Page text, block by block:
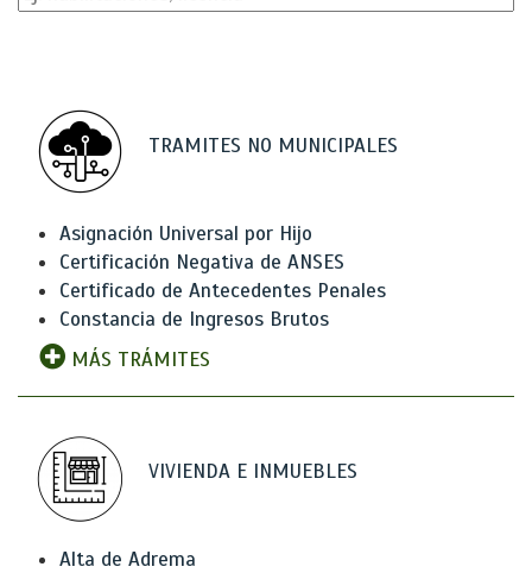
TRAMITES NO MUNICIPALES
Asignación Universal por Hijo
Certificación Negativa de ANSES
Certificado de Antecedentes Penales
Constancia de Ingresos Brutos
MÁS TRÁMITES
VIVIENDA E INMUEBLES
Alta de Adrema